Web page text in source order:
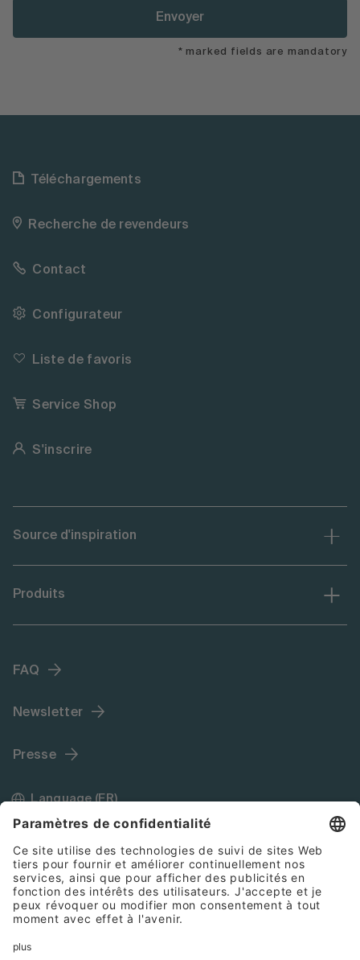
Envoyer
* marked fields are mandatory
Téléchargements
Recherche de revendeurs
Contact
Configurateur
Liste de favoris
Service Shop
S'inscrire
Source d'inspiration
Produits
FAQ
Newsletter
Presse
Language (FR)
Mentions légales